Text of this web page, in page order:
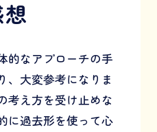
的なアプローチの手
、大変参考になりま
考え方を受け止めな
に過去形を使って心